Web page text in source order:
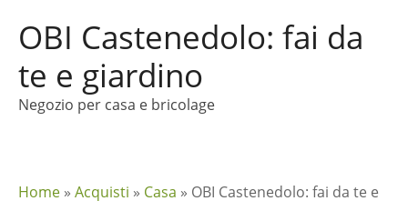
OBI Castenedolo: fai da
te e giardino
Negozio per casa e bricolage
Home » Acquisti » Casa » OBI Castenedolo: fai da te e